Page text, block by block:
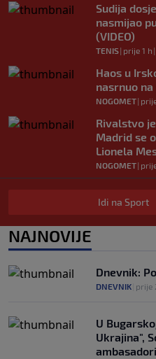
Sudija
nasmijao
(VIDEO)
TENIS| prije 1 h |
Haos u
nasrnuo
NOGOMET|
Rivalstvo
Madrid se
Lionela
NOGOMET|
WNBA
nakon
FIFA-e je
najvećom
|
Idi na Sport
NAJNOVIJE
Dnevnik:
DNEVNIK prije
U
Ukrajina",